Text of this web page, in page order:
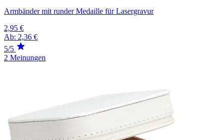
Armbänder mit runder Medaille für Lasergravur
2,95 €
Ab: 2,36 €
5/5
2 Meinungen